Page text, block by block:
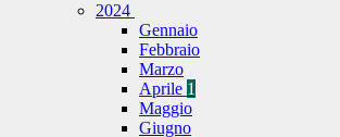
2024
Gennaio
Febbraio
Marzo
Aprile 1
Maggio
Giugno